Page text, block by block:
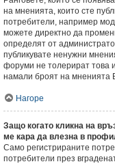
на мненията, които сте
потребители, например
можете директно да
определят от
публикувате ненужни
форуми не толерират това
намали броят на мненията
Нагоре
Защо когато кликна на
ме кара да влезна в
Само регистрираните
потребители през